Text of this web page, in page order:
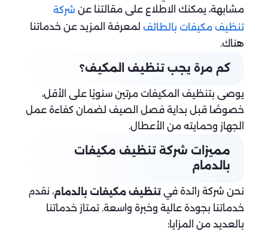
مشابهة، يمكنك الاطلاع على مقالتنا عن شركة
تنظيف مكيفات بالطائف لمعرفة المزيد عن خدماتنا
هناك.
كم مرة يجب تنظيف المكيف؟
يوصى بتنظيف المكيفات مرتين سنويًا على الأقل،
خصوصًا قبل بداية فصل الصيف لضمان كفاءة عمل
الجهاز وحمايته من الأعطال.
مميزات شركة تنظيف مكيفات
بالدمام
نحن شركة رائدة في تنظيف مكيفات بالدمام، نقدم
خدماتنا بجودة عالية وخبرة واسعة. تمتاز خدماتنا
بالعديد من المزايا: